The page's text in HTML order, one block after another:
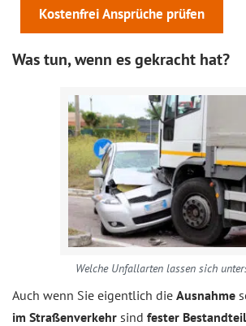
Kostenfrei Ansprüche prüfen
Was tun, wenn es gekracht hat?
Welche Unfallarten lassen sich
Auch wenn Sie eigentlich die Ausnahme
im Straßenverkehr sind fester